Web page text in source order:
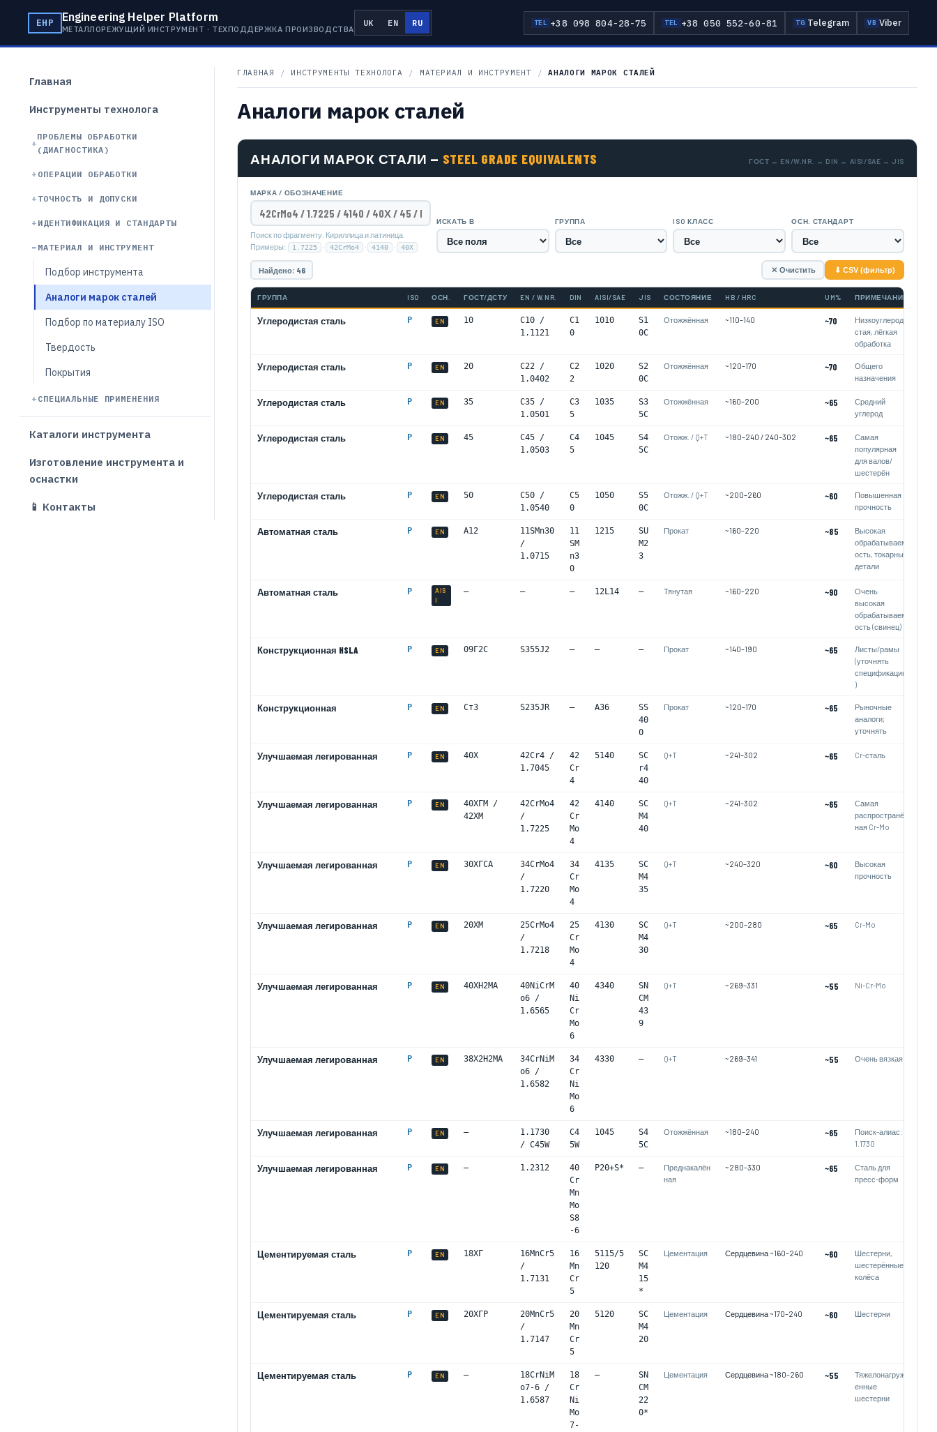
EHP Engineering Helper Platform
МЕТАЛЛОРЕЖУЩИЙ ИНСТРУМЕНТ · ТЕХПОДДЕРЖКА ПРОИЗВОДСТВА
UK EN RU TEL +38 098 804-28-75 TEL +38 050 552-60-81 TG Telegram VB Viber
Главная
Инструменты технолога
ПРОБЛЕМЫ ОБРАБОТКИ
(ДИАГНОСТИКА)
ОПЕРАЦИИ ОБРАБОТКИ
ТОЧНОСТЬ И ДОПУСКИ
ИДЕНТИФИКАЦИЯ И СТАНДАРТЫ
МАТЕРИАЛ И ИНСТРУМЕНТ
Подбор инструмента
Аналоги марок сталей
Подбор по материалу ISO
Твердость
Покрытия
СПЕЦИАЛЬНЫЕ ПРИМЕНЕНИЯ
Каталоги инструмента
Изготовление инструмента и
оснастки
📱 Контакты
ГЛАВНАЯ / ИНСТРУМЕНТЫ ТЕХНОЛОГА / МАТЕРИАЛ И ИНСТРУМЕНТ / АНАЛОГИ МАРОК СТАЛЕЙ
Аналоги марок сталей
АНАЛОГИ МАРОК СТАЛИ — STEEL GRADE EQUIVALENTS ГОСТ ↔ EN/W.NR. ↔ DIN ↔ AISI/SAE ↔ JIS
МАРКА / ОБОЗНАЧЕНИЕ
Поиск по фрагменту. Кириллица и латиница.
Примеры:
1.7225 · 42CrMo4 · 4140 · 40Х
ИСКАТЬ В ГРУППА ISO КЛАСС ОСН. СТАНДАРТ
Найдено: 46 ✕ Очистить ⬇ CSV (фильтр)
ГРУППА ISO ОСН. ГОСТ/ДСТУ EN / W.NR. DIN AISI/SAE JIS СОСТОЯНИЕ HB / HRC UM% ПРИМЕЧАНИЕ
Углеродистая сталь P EN 10
C10 /
1.1121
C1
0
1010
S1
0C
Отожжённая ~110–140 ~70
Низкоуглероди
стая, лёгкая
обработка
Углеродистая сталь P EN 20
C22 /
1.0402
C2
2
1020
S2
0C
Отожжённая ~120–170 ~70
Общего
назначения
Углеродистая сталь P EN 35
C35 /
1.0501
C3
5
1035
S3
5C
Отожжённая ~160–200 ~65
Средний
углерод
Углеродистая сталь P EN 45
C45 /
1.0503
C4
5
1045
S4
5C
Отожж. / Q+T ~180–240 / 240–302 ~65
Самая
популярная
для валов/
шестерён
Углеродистая сталь P EN 50
C50 /
1.0540
C5
0
1050
S5
0C
Отожж. / Q+T ~200–260 ~60
Повышенная
прочность
Автоматная сталь P EN А12
11SMn30
/
1.0715
11
SM
n3
0
1215
SU
M2
3
Прокат ~160–220 ~85
Высокая
обрабатываем
ость, токарные
детали
Автоматная сталь P
AIS
I
— — — 12L14 — Тянутая ~160–220 ~90
Очень
высокая
обрабатываем
ость (свинец)
Конструкционная HSLA P EN 09Г2С S355J2 — — — Прокат ~140–190 ~65
Листы/рамы
(уточнять
спецификацию
)
Конструкционная P EN Ст3 S235JR — A36
SS
40
0
Прокат ~120–170 ~65
Рыночные
аналоги;
уточнять
Улучшаемая легированная P EN 40Х
42Cr4 /
1.7045
42
Cr
4
5140
SC
r4
40
Q+T ~241–302 ~65 Cr-сталь
Улучшаемая легированная P EN
40ХГМ /
42ХМ
42CrMo4
/
1.7225
42
Cr
Mo
4
4140
SC
M4
40
Q+T ~241–302 ~65
Самая
распространён
ная Cr-Mo
Улучшаемая легированная P EN 30ХГСА
34CrMo4
/
1.7220
34
Cr
Mo
4
4135
SC
M4
35
Q+T ~240–320 ~60
Высокая
прочность
Улучшаемая легированная P EN 20ХМ
25CrMo4
/
1.7218
25
Cr
Mo
4
4130
SC
M4
30
Q+T ~200–280 ~65 Cr-Mo
Улучшаемая легированная P EN 40ХН2МА
40NiCrM
o6 /
1.6565
40
Ni
Cr
Mo
6
4340
SN
CM
43
9
Q+T ~269–331 ~55 Ni-Cr-Mo
Улучшаемая легированная P EN 38Х2Н2МА
34CrNiM
o6 /
1.6582
34
Cr
Ni
Mo
6
4330 — Q+T ~269–341 ~55 Очень вязкая
Улучшаемая легированная P EN —
1.1730
/ C45W
C4
5W
1045
S4
5C
Отожжённая ~180–240 ~65
Поиск-алиас:
1.1730
Улучшаемая легированная P EN — 1.2312
40
Cr
Mn
Mo
S8
-6
P20+S* —
Преднакалён
ная
~280–330 ~65
Сталь для
пресс-форм
Цементируемая сталь P EN 18ХГ
16MnCr5
/
1.7131
16
Mn
Cr
5
5115/5
120
SC
M4
15
*
Цементация Сердцевина ~160–240 ~60
Шестерни,
шестерённые
колёса
Цементируемая сталь P EN 20ХГР
20MnCr5
/
1.7147
20
Mn
Cr
5
5120
SC
M4
20
Цементация Сердцевина ~170–240 ~60 Шестерни
Цементируемая сталь P EN —
18CrNiM
o7-6 /
1.6587
18
Cr
Ni
Mo
7-
—
SN
CM
22
0*
Цементация Сердцевина ~180–260 ~55
Тяжелонагруж
енные
шестерни